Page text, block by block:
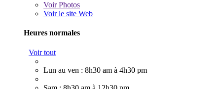
VoirPhotos
Voir le site Web
Heures normales
Voir tout
Lun au ven : 8h30 am à 4h30 pm